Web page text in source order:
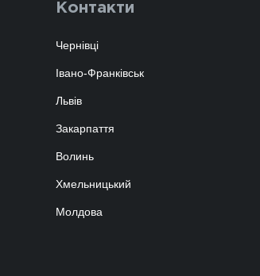
Контакти
Чернівці
Івано-Франківськ
Львів
Закарпаття
Волинь
Хмельницький
Молдова